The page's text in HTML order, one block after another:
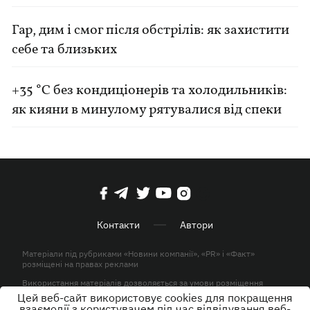
Гар, дим і смог після обстрілів: як захистити
себе та близьких
+35 °C без кондиціонерів та холодильників:
як кияни в минулому рятувалися від спеки
Контакти Автори
Матеріали під рубриками «Новини компанії», «PR» і «Факт»
розміщені на правах реклами
Використання матеріалів дозволяється за умови розміщення
активного гіперпосилання на KP.UA в першому абзаці.
Цей веб-сайт використовує cookies для покращення